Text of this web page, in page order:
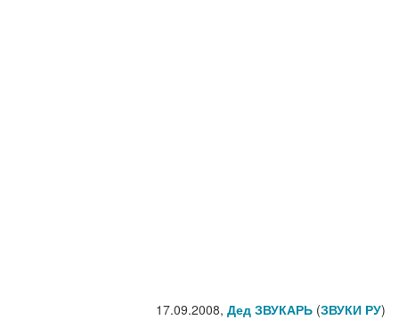
17.09.2008, Дед ЗВУКАРЬ (ЗВУКИ РУ)